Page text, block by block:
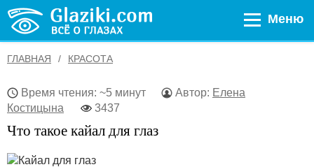
Меню
ГЛАВНАЯ КРАСОТА
Время чтения: ~5 минут Автор: Елена
Костицына
3437
Что такое кайал для глаз